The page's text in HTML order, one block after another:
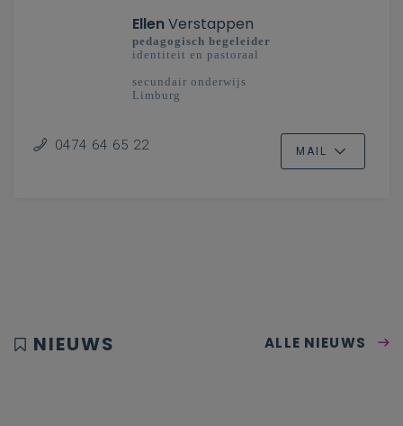
EllenVerstappen
pedagogisch begeleider
identiteit en pastoraal
secundair onderwijs
Limburg
0474 64 65 22 MAIL
NIEUWS ALLE NIEUWS